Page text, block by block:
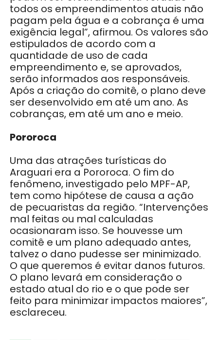
todos os empreendimentos atuais não
pagam pela água e a cobrança é uma
exigência legal”, afirmou. Os valores são
estipulados de acordo com a
quantidade de uso de cada
empreendimento e, se aprovados,
serão informados aos responsáveis.
Após a criação do comitê, o plano deve
ser desenvolvido em até um ano. As
cobranças, em até um ano e meio.
Pororoca
Uma das atrações turísticas do
Araguari era a Pororoca. O fim do
fenômeno, investigado pelo MPF-AP,
tem como hipótese de causa a ação
de pecuaristas da região. “Intervenções
mal feitas ou mal calculadas
ocasionaram isso. Se houvesse um
comitê e um plano adequado antes,
talvez o dano pudesse ser minimizado.
O que queremos é evitar danos futuros.
O plano levará em consideração o
estado atual do rio e o que pode ser
feito para minimizar impactos maiores”,
esclareceu.